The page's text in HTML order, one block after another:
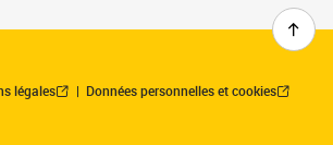
légales Données personnelles et cookies